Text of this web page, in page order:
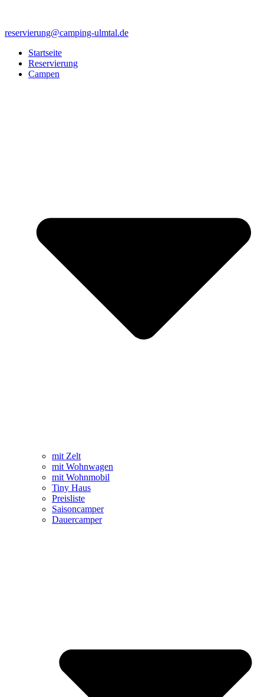
reservierung@camping-ulmtal.de
Startseite
Reservierung
Campen
mit Zelt
mit Wohnwagen
mit Wohnmobil
Tiny Haus
Preisliste
Saisoncamper
Dauercamper